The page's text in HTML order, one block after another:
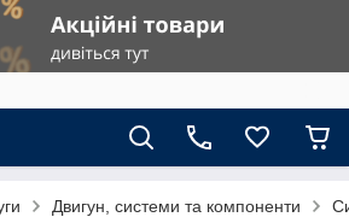
Двигун, системи та компоненти